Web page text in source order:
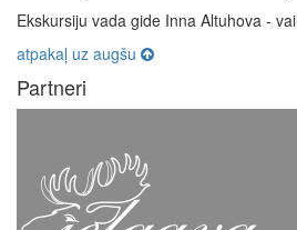
Ekskursiju vada gide Inna Altuhova -
atpakaļ uz augšu
Partneri